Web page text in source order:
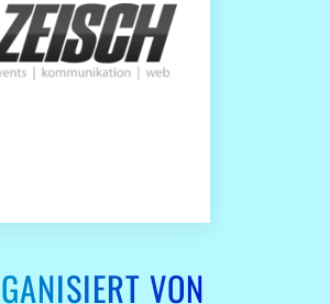
VON